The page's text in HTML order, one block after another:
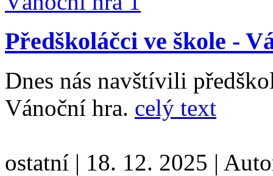
Předškoláčci ve škole -
Dnes nás navštívili
Vánoční hra. celý text
ostatní | 18. 12. 2025 |